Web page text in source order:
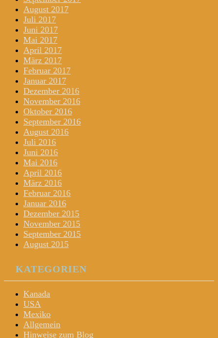
August 2017
Juli 2017
Juni 2017
Mai 2017
April 2017
März 2017
Februar 2017
Januar 2017
Dezember 2016
November 2016
Oktober 2016
September 2016
August 2016
Juli 2016
Juni 2016
Mai 2016
April 2016
März 2016
Februar 2016
Januar 2016
Dezember 2015
November 2015
September 2015
August 2015
KATEGORIEN
Kanada
USA
Mexiko
Allgemein
Hinweise zum Blog